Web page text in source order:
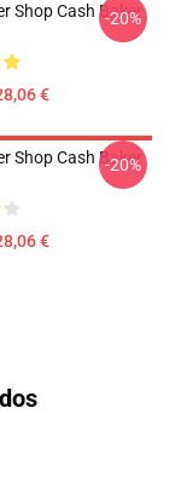
Shop Cash Baker
€
-20%
Shop Cash Baker
€
-20%